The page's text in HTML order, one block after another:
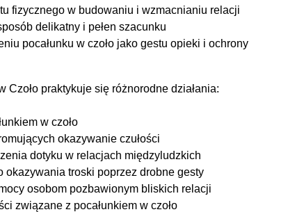
fizycznego w budowaniu i wzmacnianiu relacji
delikatny i pełen szacunku
pocałunku w czoło jako gestu opieki i ochrony
Czoło praktykuje się różnorodne działania:
w czoło
okazywanie czułości
dotyku w relacjach międzyludzkich
troski poprzez drobne gesty
osobom pozbawionym bliskich relacji
związane z pocałunkiem w czoło